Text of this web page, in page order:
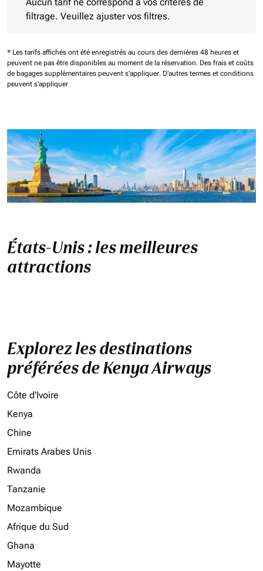
Aucun tarif ne correspond à vos critères de
filtrage. Veuillez ajuster vos filtres.
* Les tarifs affichés ont été enregistrés au cours des dernières 48 heures et
peuvent ne pas être disponibles au moment de la réservation. Des frais et coûts
de bagages supplémentaires peuvent s'appliquer. D'autres termes et conditions
peuvent s'appliquer
États-Unis : les meilleures
attractions
Explorez les destinations
préférées de Kenya Airways
Côte d'Ivoire
Kenya
Chine
Emirats Arabes Unis
Rwanda
Tanzanie
Mozambique
Afrique du Sud
Ghana
Mayotte